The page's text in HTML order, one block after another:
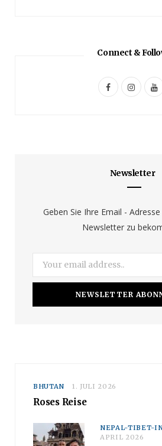
Connect &
F
k
I
a
g
r
a
Y
Newsletter
Geben Sie Ihre Email -
Newsletter zu
BHUTAN 1. JULI 2026
Roses Reise
NEPAL-TIBET-
APRIL 2026